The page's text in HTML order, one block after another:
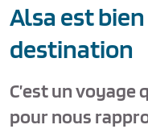
Alsa est
destination
C’est un voyage
pour nous